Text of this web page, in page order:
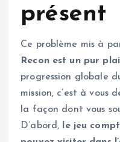
présent
Ce problème mis à
Recon est un pur
progression globale
mission, c’est à vous
la façon dont vous
D’abord, le jeu